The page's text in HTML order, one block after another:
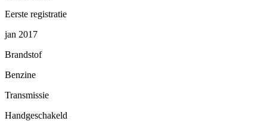
Eerste registratie
jan 2017
Brandstof
Benzine
Transmissie
Handgeschakeld